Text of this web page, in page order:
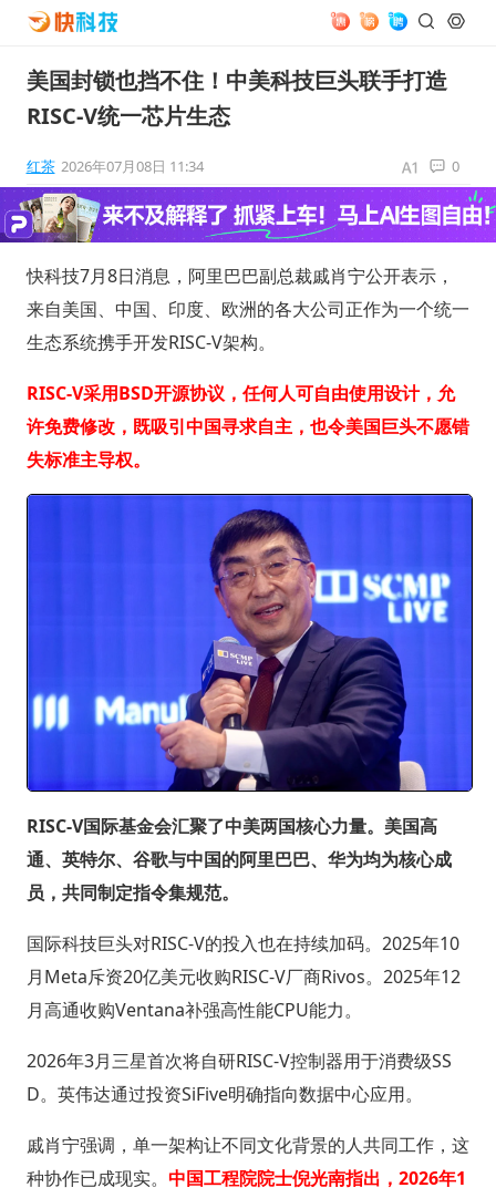
美国封锁也挡不住！中美科技巨头联手打造
RISC-V统一芯片生态
红茶 2026年07月08日 11:34 0
快科技7月8日消息，阿里巴巴副总裁戚肖宁公开表示，
来自美国、中国、印度、欧洲的各大公司正作为一个统一
生态系统携手开发RISC-V架构。
RISC-V采用BSD开源协议，任何人可自由使用设计，允
许免费修改，既吸引中国寻求自主，也令美国巨头不愿错
失标准主导权。
RISC-V国际基金会汇聚了中美两国核心力量。美国高
通、英特尔、谷歌与中国的阿里巴巴、华为均为核心成
员，共同制定指令集规范。
国际科技巨头对RISC-V的投入也在持续加码。2025年10
月Meta斥资20亿美元收购RISC-V厂商Rivos。2025年12
月高通收购Ventana补强高性能CPU能力。
2026年3月三星首次将自研RISC-V控制器用于消费级SS
D。英伟达通过投资SiFive明确指向数据中心应用。
戚肖宁强调，单一架构让不同文化背景的人共同工作，这
种协作已成现实。 中国工程院院士倪光南指出，2026年1